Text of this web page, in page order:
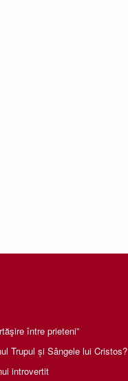
între prieteni”
Trupul și Sângele lui Cristos?
introvertit